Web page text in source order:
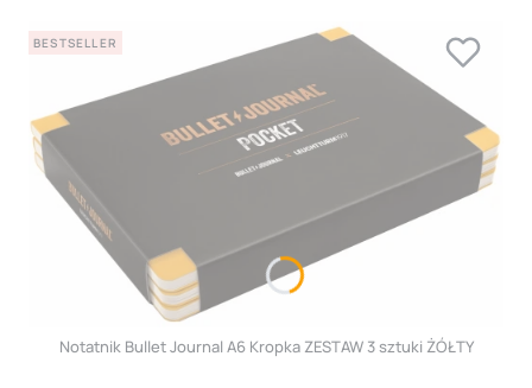
BESTSELLER
Notatnik Bullet Journal A6 Kropka ZESTAW 3 sztuki ŻÓŁTY